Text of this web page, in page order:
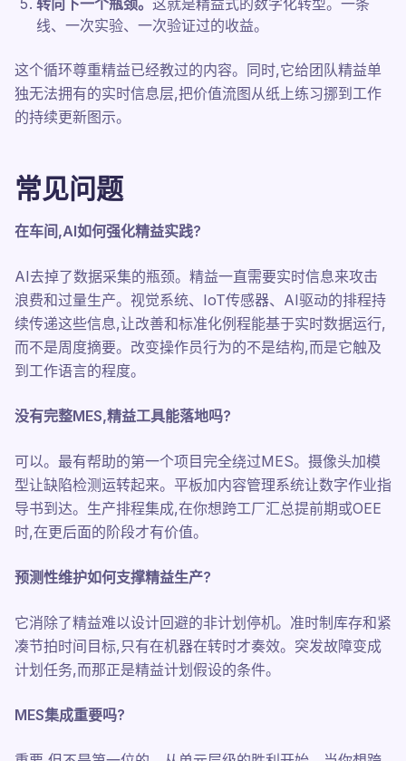
转向下一个瓶颈。 这就是精益式的数字化转型。一条
线、一次实验、一次验证过的收益。
这个循环尊重精益已经教过的内容。同时,它给团队精益单
独无法拥有的实时信息层,把价值流图从纸上练习挪到工作
的持续更新图示。
常见问题
在车间,AI如何强化精益实践?
AI去掉了数据采集的瓶颈。精益一直需要实时信息来攻击
浪费和过量生产。视觉系统、IoT传感器、AI驱动的排程持
续传递这些信息,让改善和标准化例程能基于实时数据运行,
而不是周度摘要。改变操作员行为的不是结构,而是它触及
到工作语言的程度。
没有完整MES,精益工具能落地吗?
可以。最有帮助的第一个项目完全绕过MES。摄像头加模
型让缺陷检测运转起来。平板加内容管理系统让数字作业指
导书到达。生产排程集成,在你想跨工厂汇总提前期或OEE
时,在更后面的阶段才有价值。
预测性维护如何支撑精益生产?
它消除了精益难以设计回避的非计划停机。准时制库存和紧
凑节拍时间目标,只有在机器在转时才奏效。突发故障变成
计划任务,而那正是精益计划假设的条件。
MES集成重要吗?